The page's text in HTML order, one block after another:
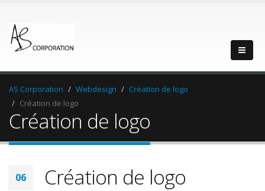
AS Corporation Webdesign
Création de logo
Création de logo
Création de logo
06 Création de logo